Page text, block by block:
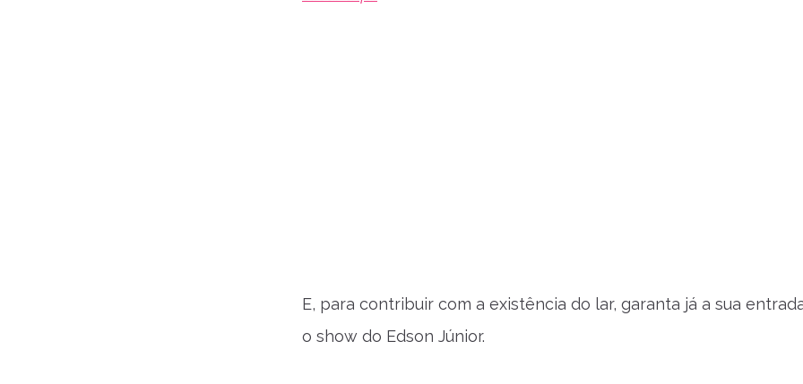
E, para contribuir com a existência do lar, garanta já a sua
o show do Edson Júnior.